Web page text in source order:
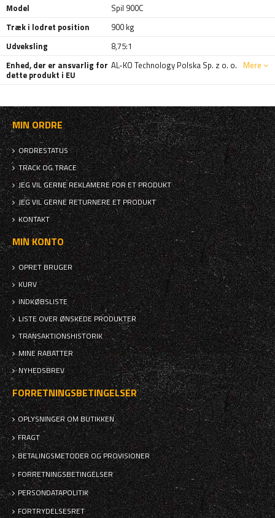
Model
Spil 900C
Træk i lodret position
900 kg
Udveksling
8,75:1
Enhed, der er ansvarlig for
dette produkt i EU
AL-KO Technology Polska Sp. z o. o. Mere
MIN ORDRE
ORDRESTATUS
TRACK OG TRACE
JEG VIL GERNE REKLAMERE FOR ET PRODUKT
JEG VIL GERNE RETURNERE ET PRODUKT
KONTAKT
MIN KONTO
OPRET BRUGER
KURV
INDKØBSLISTE
LISTE OVER ØNSKEDE PRODUKTER
TRANSAKTIONSHISTORIK
MINE RABATTER
NYHEDSBREV
FORRETNINGSBETINGELSER
OPLYSNINGER OM BUTIKKEN
FRAGT
BETALINGSMETODER OG PROVISIONER
FORRETNINGSBETINGELSER
PERSONDATAPOLITIK
FORTRYDELSESRET